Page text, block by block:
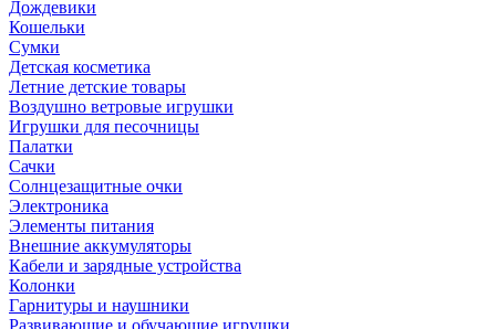
Дождевики
Кошельки
Сумки
Детская косметика
Летние детские товары
Воздушно ветровые игрушки
Игрушки для песочницы
Палатки
Сачки
Солнцезащитные очки
Электроника
Элементы питания
Внешние аккумуляторы
Кабели и зарядные устройства
Колонки
Гарнитуры и наушники
Развивающие и обучающие игрушки